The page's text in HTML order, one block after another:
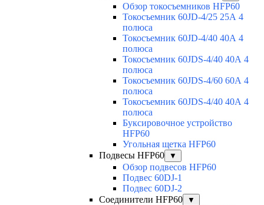
Обзор токосъемников HFP60
Токосъемник 60JD-4/25 25А 4
полюса
Токосъемник 60JD-4/40 40А 4
полюса
Токосъемник 60JDS-4/40 40А 4
полюса
Токосъемник 60JDS-4/60 60А 4
полюса
Токосъемник 60JDS-4/40 40А 4
полюса
Буксировочное устройство
HFP60
Угольная щетка HFP60
Подвесы HFP60
▼
Обзор подвесов HFP60
Подвес 60DJ-1
Подвес 60DJ-2
Соединители HFP60
▼